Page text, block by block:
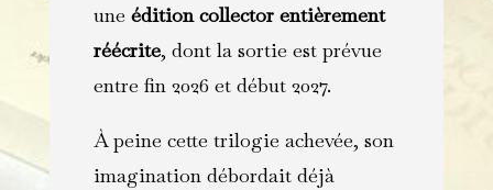
une édition collector entièrement
réécrite, dont la sortie est prévue
entre fin 2026 et début 2027.
À peine cette trilogie achevée, son
imagination débordait déjà